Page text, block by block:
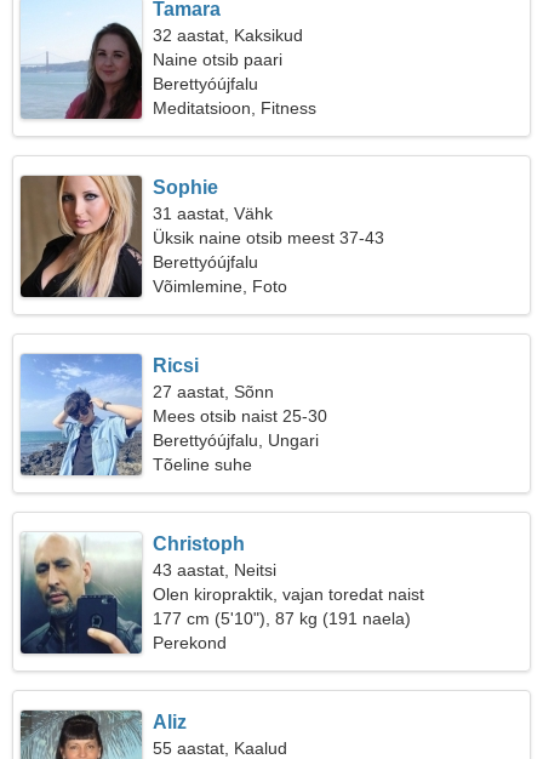
Tamara
32 aastat, Kaksikud
Naine otsib paari
Berettyóújfalu
Meditatsioon, Fitness
Sophie
31 aastat, Vähk
Üksik naine otsib meest 37-43
Berettyóújfalu
Võimlemine, Foto
Ricsi
27 aastat, Sõnn
Mees otsib naist 25-30
Berettyóújfalu, Ungari
Tõeline suhe
Christoph
43 aastat, Neitsi
Olen kiropraktik, vajan toredat naist
177 cm (5'10"), 87 kg (191 naela)
Perekond
Aliz
55 aastat, Kaalud